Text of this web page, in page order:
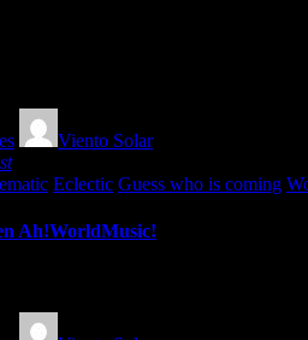
Viento Solar
Eclectic Guess who is coming
Ah!WorldMusic!